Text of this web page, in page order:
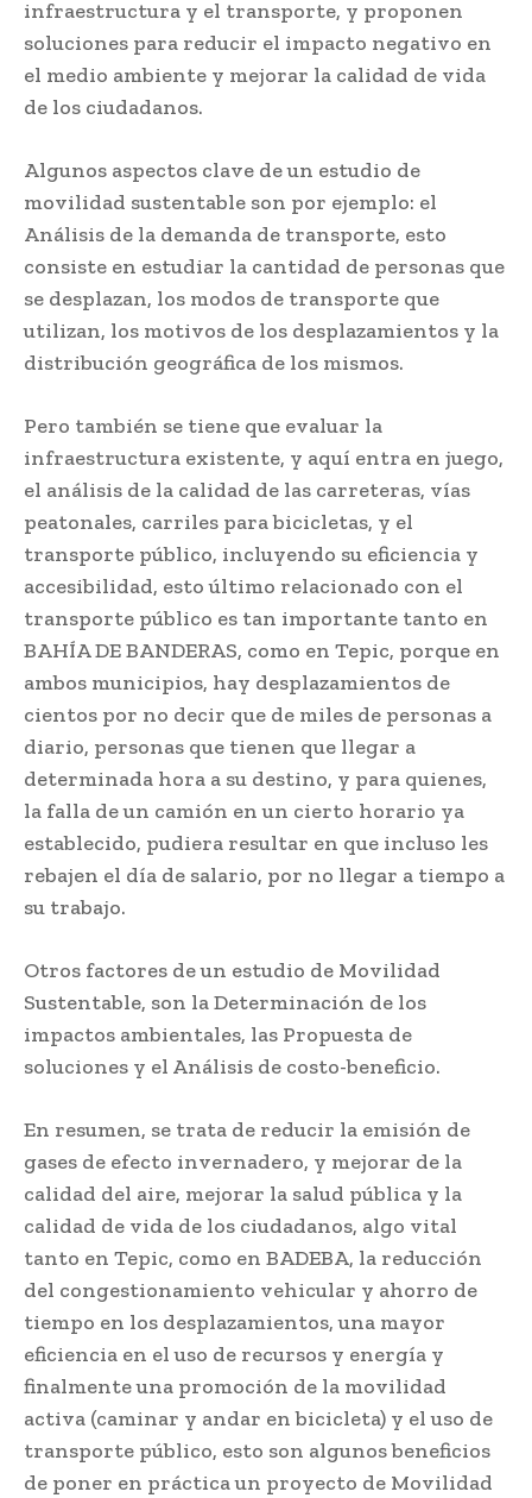
infraestructura y el transporte, y proponen
soluciones para reducir el impacto negativo en
el medio ambiente y mejorar la calidad de vida
de los ciudadanos.
Algunos aspectos clave de un estudio de
movilidad sustentable son por ejemplo: el
Análisis de la demanda de transporte, esto
consiste en estudiar la cantidad de personas que
se desplazan, los modos de transporte que
utilizan, los motivos de los desplazamientos y la
distribución geográfica de los mismos.
Pero también se tiene que evaluar la
infraestructura existente, y aquí entra en juego,
el análisis de la calidad de las carreteras, vías
peatonales, carriles para bicicletas, y el
transporte público, incluyendo su eficiencia y
accesibilidad, esto último relacionado con el
transporte público es tan importante tanto en
BAHÍA DE BANDERAS, como en Tepic, porque en
ambos municipios, hay desplazamientos de
cientos por no decir que de miles de personas a
diario, personas que tienen que llegar a
determinada hora a su destino, y para quienes,
la falla de un camión en un cierto horario ya
establecido, pudiera resultar en que incluso les
rebajen el día de salario, por no llegar a tiempo a
su trabajo.
Otros factores de un estudio de Movilidad
Sustentable, son la Determinación de los
impactos ambientales, las Propuesta de
soluciones y el Análisis de costo-beneficio.
En resumen, se trata de reducir la emisión de
gases de efecto invernadero, y mejorar de la
calidad del aire, mejorar la salud pública y la
calidad de vida de los ciudadanos, algo vital
tanto en Tepic, como en BADEBA, la reducción
del congestionamiento vehicular y ahorro de
tiempo en los desplazamientos, una mayor
eficiencia en el uso de recursos y energía y
finalmente una promoción de la movilidad
activa (caminar y andar en bicicleta) y el uso de
transporte público, esto son algunos beneficios
de poner en práctica un proyecto de Movilidad